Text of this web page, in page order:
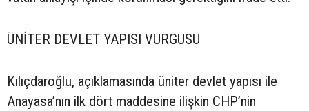
ÜNİTER DEVLET YAPISI VURGUSU
Kılıçdaroğlu, açıklamasında üniter devlet yapısı ile
Anayasa’nın ilk dört maddesine ilişkin CHP’nin